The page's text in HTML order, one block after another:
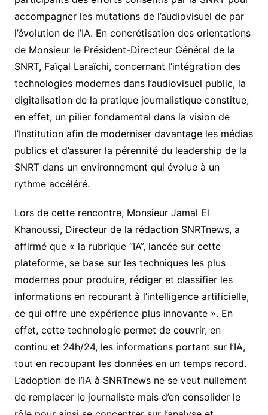
accompagner les mutations de l’audiovisuel de par
l’évolution de l’IA. En concrétisation des orientations
de Monsieur le Président-Directeur Général de la
SNRT, Faïçal Laraïchi, concernant l’intégration des
technologies modernes dans l’audiovisuel public, la
digitalisation de la pratique journalistique constitue,
en effet, un pilier fondamental dans la vision de
l’Institution afin de moderniser davantage les médias
publics et d’assurer la pérennité du leadership de la
SNRT dans un environnement qui évolue à un
rythme accéléré.
Lors de cette rencontre, Monsieur Jamal El
Khanoussi, Directeur de la rédaction SNRTnews, a
affirmé que « la rubrique “IA”, lancée sur cette
plateforme, se base sur les techniques les plus
modernes pour produire, rédiger et classifier les
informations en recourant à l’intelligence artificielle,
ce qui offre une expérience plus innovante ». En
effet, cette technologie permet de couvrir, en
continu et 24h/24, les informations portant sur l’IA,
tout en recoupant les données en un temps record.
L’adoption de l’IA à SNRTnews ne se veut nullement
de remplacer le journaliste mais d’en consolider le